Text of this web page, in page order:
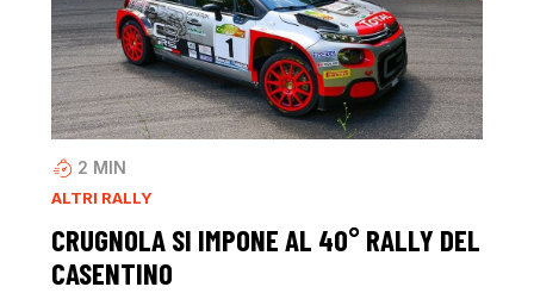
2 MIN
ALTRI RALLY
CRUGNOLA SI IMPONE AL 40° RALLY DEL
CASENTINO